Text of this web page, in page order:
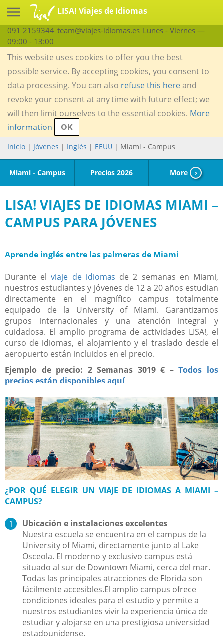
LISA! Viajes de Idiomas
091 2159344 team@viajes-idiomas.es Lunes - Viernes —
09:00 - 13:00
This website uses cookies to offer you the best
possible service. By accepting cookies, you consent to
data processing. You can also refuse this hereand
revoke your consent at any time with future effect; we
will then limit ourselves to the essential cookies. More
information
OK
Inicio | Jóvenes | Inglés | EEUU | Miami - Campus
Miami - Campus Precios 2026 More ›
LISA! VIAJES DE IDIOMAS MIAMI –
CAMPUS PARA JÓVENES
Aprende inglés entre las palmeras de Miami
Durante elviaje de idiomas de 2 semanas en Miami,
nuestros estudiantes y jóvenes de 12 a 20 años estudian
directamente en el magnífico campus totalmente
equipado de la University of Miami. Garantizamos
grupos internacionales y una atención integral y
cuidadosa. El amplio programa de actividades LISA!, el
curso de idiomas, el alojamiento y el traslado desde el
aeropuerto están incluidos en el precio.
Ejemplo de precio: 2 Semanas 3019 € –Todos los
precios están disponibles aquí
¿POR QUÉ ELEGIR UN VIAJE DE IDIOMAS A MIAMI –
CAMPUS?
Ubicación e instalaciones excelentes
Nuestra escuela se encuentra en el campus de la
University of Miami, directamente junto al Lake
Osceola. El moderno y exclusivo campus está
situado al sur de Downtown Miami, cerca del mar.
Todas las principales atracciones de Florida son
fácilmente accesibles.El amplio campus ofrece
condiciones ideales para el estudio y permite a
nuestros estudiantes vivir la experiencia única de
estudiar y alojarse en una prestigiosa universidad
estadounidense.